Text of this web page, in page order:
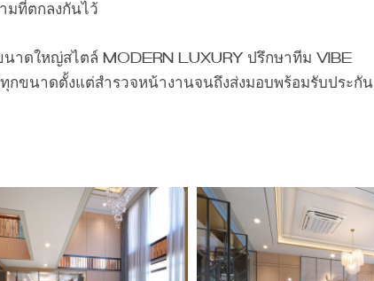
มที่ตกลงกันไว้
นาดใหญ่สไตล์ Modern Luxury ปรึกษาทีม Vibe
ขนาดตั้งแต่สำรวจหน้างานจนถึงส่งมอบพร้อมรับประกัน